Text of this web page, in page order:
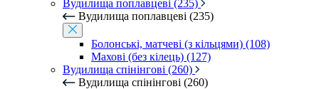
Вудилища поплавцеві (235)
Вудилища поплавцеві (235)
Болонські, матчеві (з кільцями) (108)
Махові (без кілець) (127)
Вудилища спінінгові (260)
Вудилища спінінгові (260)